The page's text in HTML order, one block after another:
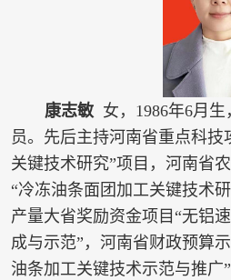
康志敏 女，1986年6月
员。先后主持河南省重点科技
关键技术研究”项目，河南省
“冷冻油条面团加工关键技术
产量大省奖励资金项目“无铝
成与示范”，河南省财政预算
油条加工关键技术示范与推广